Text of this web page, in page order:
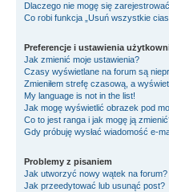
Dlaczego nie mogę się
Co robi funkcja „Usuń wszystkie
Preferencje i ustawienia
Jak zmienić moje ustawienia?
Czasy wyświetlane na forum są
Zmieniłem strefę czasową, a
My language is not in the list!
Jak mogę wyświetlić obrazek pod
Co to jest ranga i jak mogę ją
Gdy próbuję wysłać wiadomość e-
Problemy z pisaniem
Jak utworzyć nowy wątek na forum?
Jak przeedytować lub usunąć post?